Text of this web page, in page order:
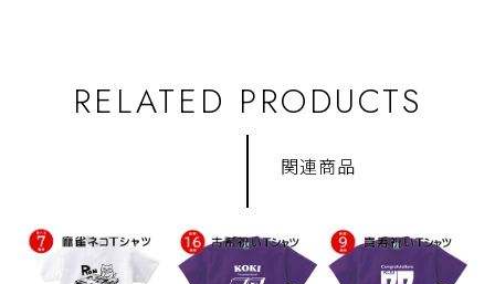
RELATED PRODUCTS
関連商品